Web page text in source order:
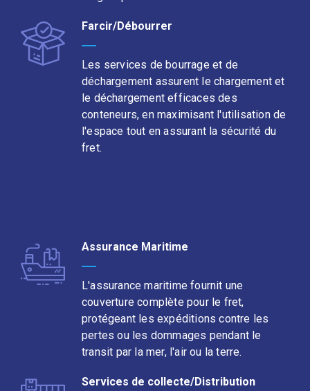
Farcir/Débourrer
Les services de bourrage et de
déchargement assurent le chargement et
le déchargement efficaces des
conteneurs, en maximisant l'utilisation de
l'espace tout en assurant la sécurité du
fret.
Assurance Maritime
L'assurance maritime fournit une
couverture complète pour le fret,
protégeant les expéditions contre les
pertes ou les dommages pendant le
transit par la mer, l'air ou la terre.
Services de collecte/Distribution